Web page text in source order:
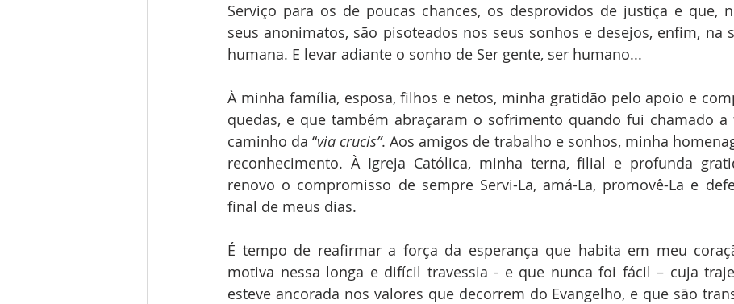
Serviço para os de poucas chances, os desprovidos de justiça e que,
seus anonimatos, são pisoteados nos seus sonhos e desejos, enfim, na
humana. E levar adiante o sonho de Ser gente, ser humano...
À minha família, esposa, filhos e netos, minha gratidão pelo apoio e
quedas, e que também abraçaram o sofrimento quando fui chamado a
caminho da “via crucis”. Aos amigos de trabalho e sonhos, minha
reconhecimento. À Igreja Católica, minha terna, filial e profunda
renovo o compromisso de sempre Servi-La, amá-La, promovê-La e
final de meus dias.
É tempo de reafirmar a força da esperança que habita em meu
motiva nessa longa e difícil travessia - e que nunca foi fácil – cuja
esteve ancorada nos valores que decorrem do Evangelho, e que são